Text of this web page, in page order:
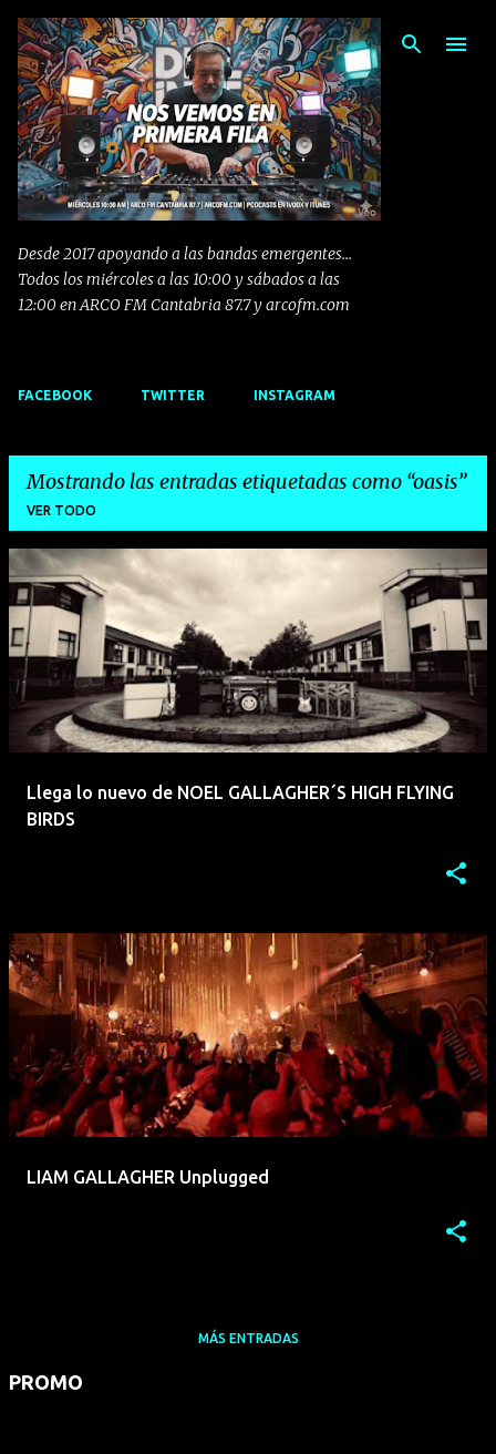
Ir al contenido principal
Desde 2017 apoyando a las bandas emergentes...
Todos los miércoles a las 10:00 y sábados a las
12:00 en ARCO FM Cantabria 87.7 y arcofm.com
FACEBOOK TWITTER INSTAGRAM
Mostrando las entradas etiquetadas como oasis
VER TODO
E
n
t
Llega lo nuevo de NOEL GALLAGHER´S HIGH FLYING
BIRDS
LIAM GALLAGHER Unplugged
MÁS ENTRADAS
PROMO